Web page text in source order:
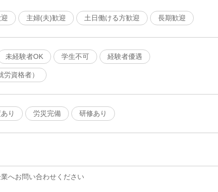
主婦(夫)歓迎 土日働ける方歓迎 長期歓迎
未経験者OK 学生不可 経験者優遇
資格者）
り
労災完備 研修あり
へお問い合わせください